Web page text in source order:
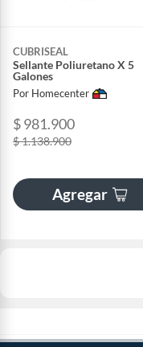
CUBRISEAL
Sellante Poliuretano X 5
Galones
Por Homecenter
$ 981.900
$ 1.138.900
Agregar